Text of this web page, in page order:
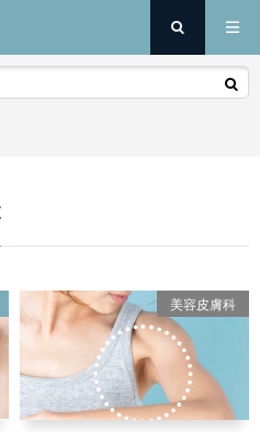
美容皮膚科